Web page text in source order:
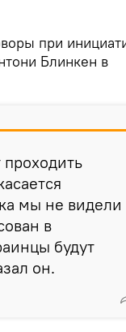
при
Блинкен в
проходить
мы не видели
в
будут
он.